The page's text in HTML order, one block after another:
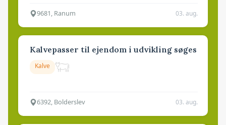
9681, Ranum 03. aug.
Kalvepasser til ejendom i udvikling søges
Kalve
6392, Bolderslev 03. aug.